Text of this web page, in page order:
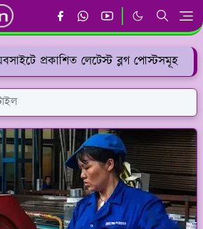
প্রকাশিত লেটেস্ট ব্লগ পোস্টসমূহ